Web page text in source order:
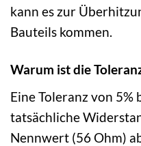
kann es zur
Bauteils kommen.
Warum ist die
Eine Toleranz von 5%
tatsächliche
Nennwert (56 Ohm)